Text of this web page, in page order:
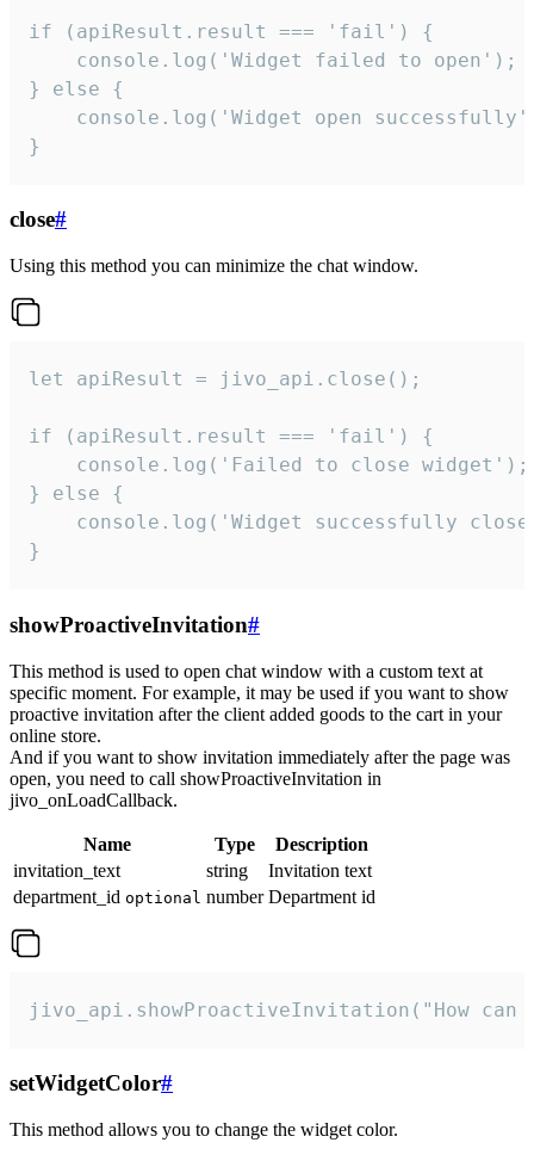
if (apiResult.result === 'fail') {
    console.log('Widget failed to open');
} else {
console.log('Widget open
}
close#
Using this method you can minimize the chat window.
let apiResult = jivo_api.close();
if (apiResult.result === 'fail') {
    console.log('Failed to close widget');
} else {
console.log('Widget successfully
}
showProactiveInvitation#
This method is used to open chat window with a custom text at
specific moment. For example, it may be used if you want to show
proactive invitation after the client added goods to the cart in your
online store.
And if you want to show invitation immediately after the page was
open, you need to call showProactiveInvitation in
jivo_onLoadCallback.
Name Type
Description
invitation_text
string
Invitation text
department_id optional number Department id
jivo_api.showProactiveInvitation("How
setWidgetColor#
This method allows you to change the widget color.